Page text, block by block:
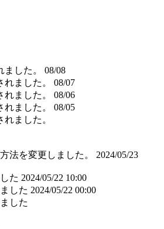
した。
08/08
ました。
08/07
ました。
08/06
ました。
08/05
ました。
法を変更しました。
2024/05/23
た 2024/05/22 10:00
した 2024/05/22 00:00
した